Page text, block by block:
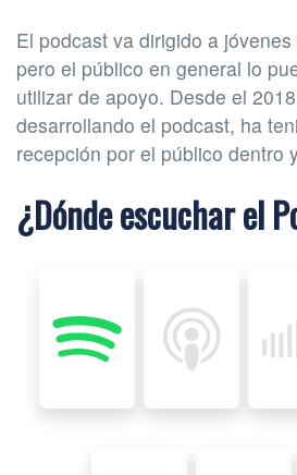
El podcast va dirigido a
pero el público en general lo
utilizar de apoyo. Desde el
desarrollando el podcast, ha
recepción por el público dentro
¿Dónde escuchar el